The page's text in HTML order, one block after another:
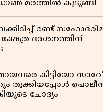
മരത്തിൽ കുടുങ്ങി
രണ്ട്
ക്ഷേത്ര ദർശനത്തിന്
കിട്ടിയോ
തൂക്കിയപ്പോൾ
ചോദ്യം